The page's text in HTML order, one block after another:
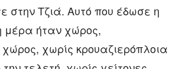
στην Τζιά. Αυτό που έδωσε η
μέρα ήταν χώρος,
χωρίς κρουαζιερόπλοια